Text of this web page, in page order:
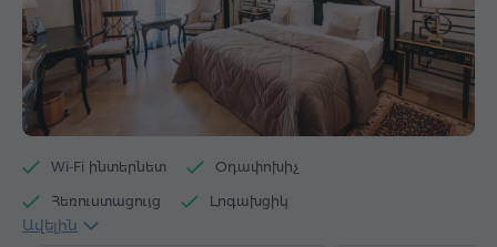
Wi-Fi ինտերնետ Օդափոխիչ
Հեռուստացույց Լոգախցիկ
Մուտք մարզասրահ
Ավելին